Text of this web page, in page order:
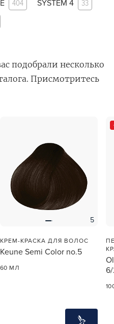
404 SYSTEM 4 33
подобрали несколько
Присмотритесь
5
КРЕМ-КРАСКА ДЛЯ ВОЛОС
Keune Semi Color no.5
60 МЛ
заказы — удобнее и
PLAY